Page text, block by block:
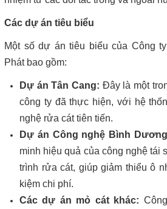
Các dự án tiêu biểu
Một số dự án tiêu biểu của Công
Phát bao gồm:
Dự án Tân Cang: Đây là một
công ty đã thực hiện, với hệ
nghệ rửa cát tiên tiến.
Dự án Công nghệ Bình
minh hiệu quả của công nghệ tái
trình rửa cát, giúp giảm thiểu ô
kiệm chi phí.
Các dự án mỏ cát khác: